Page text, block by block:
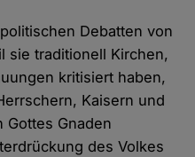
Debatten von
sie traditionell Kirchen,
kritisiert haben,
Kaisern und
Gottes Gnaden
des Volkes